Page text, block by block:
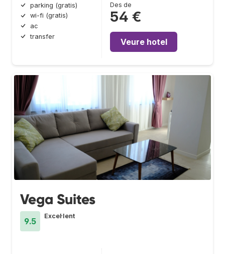
parking (gratis)
wi-fi (gratis)
ac
transfer
Des de
54 €
Veure hotel
Vega Suites
9.5
Excel·lent